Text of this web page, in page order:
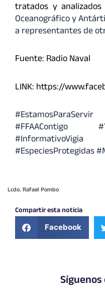
tratados y
Oceanográfico y
a representantes de
Fuente: Radio Naval
LINK: https://
#EstamosParaServir
#FFAAContigo
#EspeciesProtegidas
Lcdo. Rafael Pombo
Compartir esta noticia
Facebook